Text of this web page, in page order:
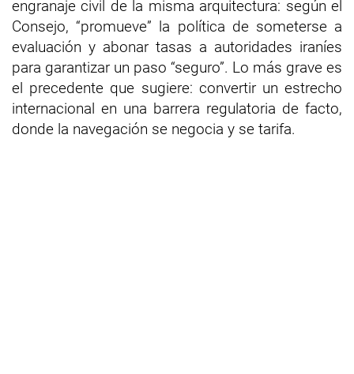
engranaje civil de la misma arquitectura: según el
Consejo, “promueve” la política de someterse a
evaluación y abonar tasas a autoridades iraníes
para garantizar un paso “seguro”. Lo más grave es
el precedente que sugiere: convertir un estrecho
internacional en una barrera regulatoria de facto,
donde la navegación se negocia y se tarifa.